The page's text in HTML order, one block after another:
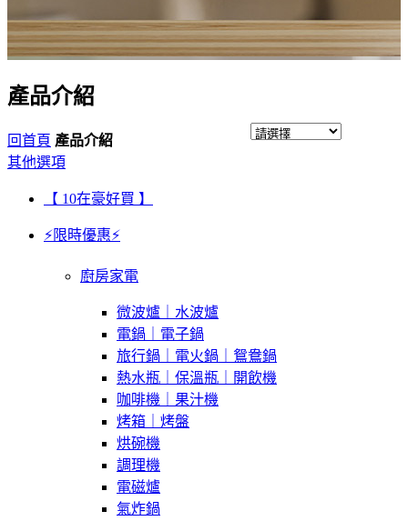
產品介紹
回首頁 產品介紹
其他選項
【 10在豪好買 】
⚡限時優惠⚡
廚房家電
微波爐｜水波爐
電鍋｜電子鍋
旅行鍋｜電火鍋｜鴛鴦鍋
熱水瓶｜保溫瓶｜開飲機
咖啡機｜果汁機
烤箱｜烤盤
烘碗機
調理機
電磁爐
氣炸鍋